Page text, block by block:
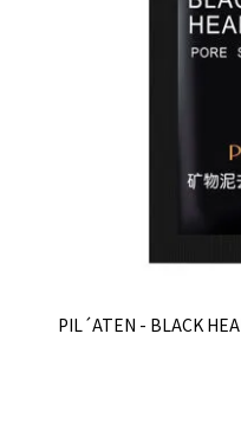
PIL´ATEN - BLACK